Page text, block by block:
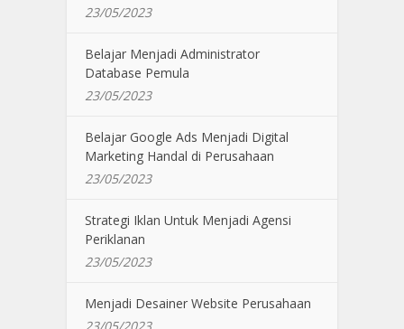
23/05/2023
Belajar Menjadi Administrator
Database Pemula
23/05/2023
Belajar Google Ads Menjadi Digital
Marketing Handal di Perusahaan
23/05/2023
Strategi Iklan Untuk Menjadi Agensi
Periklanan
23/05/2023
Menjadi Desainer Website Perusahaan